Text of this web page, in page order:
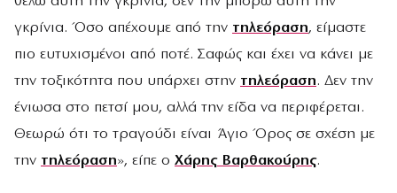
γκρίνια. Όσο απέχουμε από την τηλεόραση, είμαστε
πιο ευτυχισμένοι από ποτέ. Σαφώς και έχει να κάνει με
την τοξικότητα που υπάρχει στην τηλεόραση. Δεν την
ένιωσα στο πετσί μου, αλλά την είδα να περιφέρεται.
Θεωρώ ότι το τραγούδι είναι Άγιο Όρος σε σχέση με
την τηλεόραση», είπε ο Χάρης Βαρθακούρης.